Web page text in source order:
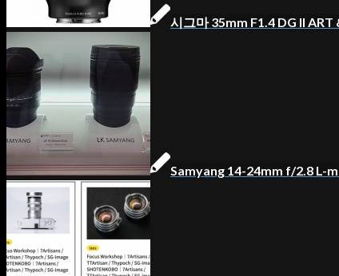
시그마 35mm F1.4 DG II
Samyang 14-24mm f/2.8 L-